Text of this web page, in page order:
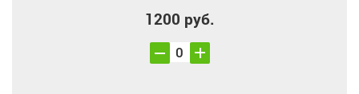
1200 руб.